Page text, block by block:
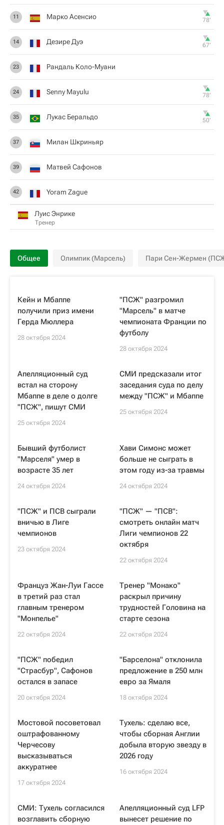
11 Марко Асенсио 78‎’‎
14 Дезире Дуэ 67‎’‎
23 Рандаль Коло-Муани
24 Senny Mayulu 78‎’‎
35 Лукас Беральдо 50‎’‎
37 Милан Шкриньяр
39 Матвей Сафонов
42 Yoram Zague
Луис Энрике
Тренер
Общее Олимпик (Марсель) Пари Сен-Жермен
Кейн и Мбаппе
получили приз имени
Герда Мюллера
28 октября 2024
"ПСЖ" разгромил
"Марсель" в матче
чемпионата Франции по
футболу
28 октября 2024
Апелляционный суд
встал на сторону
Мбаппе в деле о долге
"ПСЖ", пишут СМИ
25 октября 2024
СМИ предсказали итог
заседания суда по делу
между "ПСЖ" и Мбаппе
25 октября 2024
Бывший футболист
"Марселя" умер в
возрасте 35 лет
24 октября 2024
Хави Симонс может
больше не сыграть в
этом году из-за травмы
24 октября 2024
"ПСЖ" и ПСВ сыграли
вничью в Лиге
чемпионов
23 октября 2024
"ПСЖ" — "ПСВ":
смотреть онлайн матч
Лиги чемпионов 22
октября
22 октября 2024
Француз Жан-Луи Гассе
в третий раз стал
главным тренером
"Монпелье"
22 октября 2024
Тренер "Монако"
раскрыл причину
трудностей Головина на
старте сезона
22 октября 2024
"ПСЖ" победил
"Страсбур", Сафонов
остался в запасе
20 октября 2024
"Барселона" отклонила
предложение в 250 млн
евро за Ямаля
18 октября 2024
Мостовой посоветовал
оштрафованному
Черчесову
высказываться
аккуратнее
17 октября 2024
Тухель: сделаю все,
чтобы сборная Англии
добыла вторую звезду в
2026 году
16 октября 2024
СМИ: Тухель согласился
возглавить сборную
Апелляционный суд LFP
вынесет решение по